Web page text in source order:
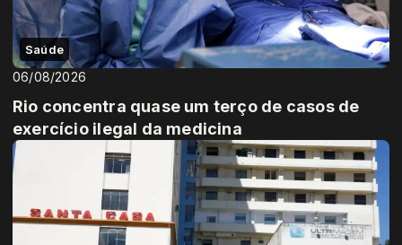
Saúde
06/08/2026
Rio concentra quase um terço de casos de
exercício ilegal da medicina